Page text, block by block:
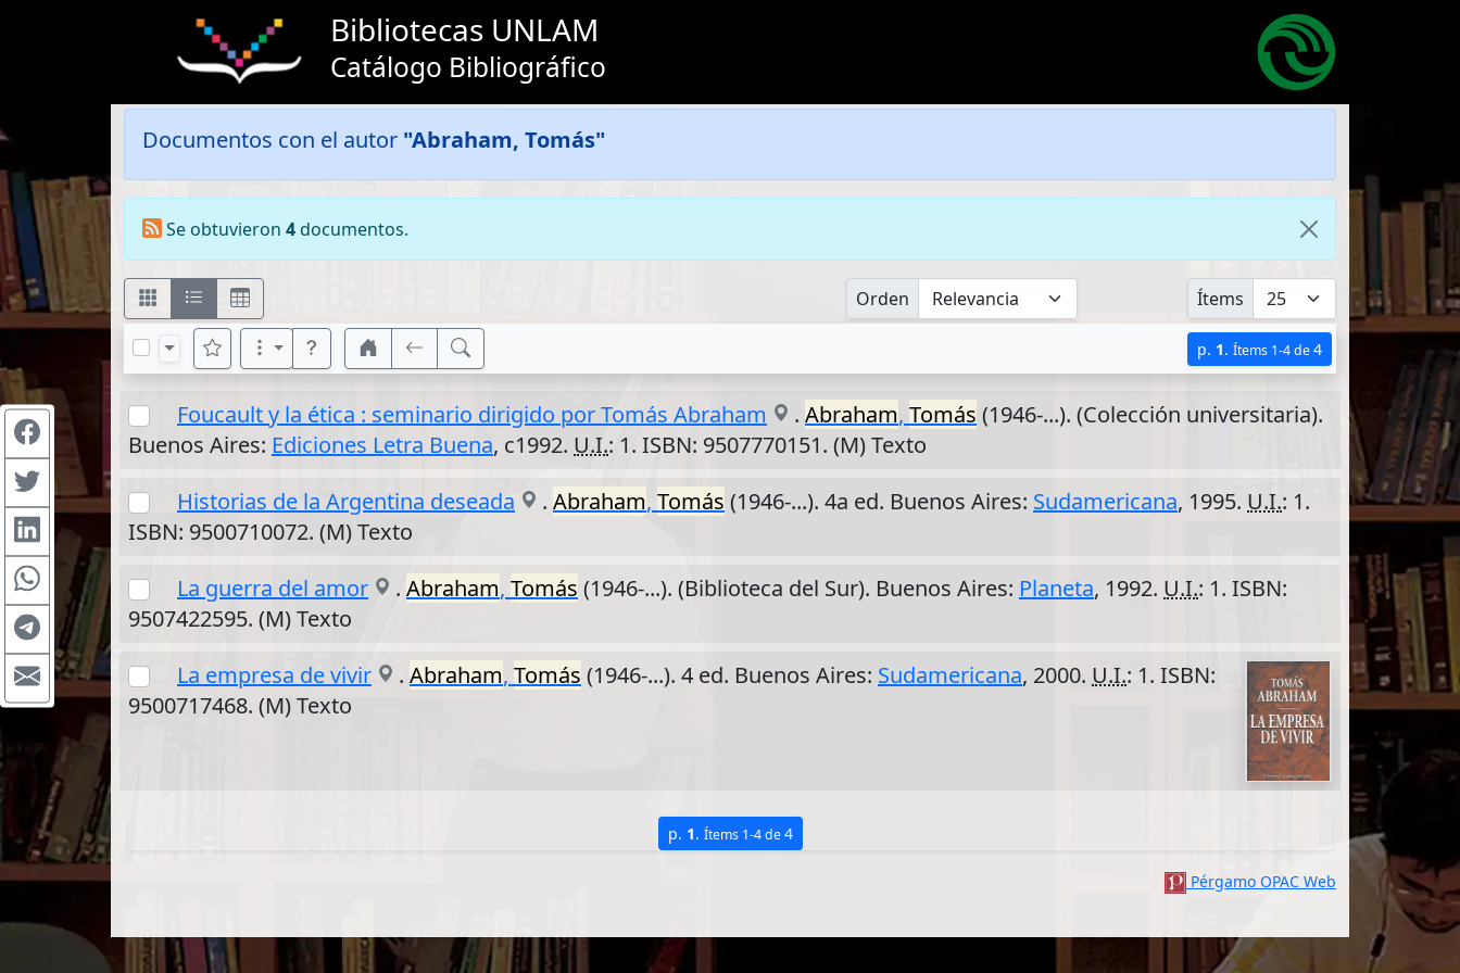
Bibliotecas UNLAM
Catálogo Bibliográfico
Documentos con el autor "Abraham, Tomás"
Se obtuvieron 4documentos.
Orden Ítems
p. 1. Ítems 1-4 de4
Foucault y la ética : seminario dirigido por Tomás Abraham . Abraham, Tomás (1946-...). (Colección universitaria).
Buenos Aires: Ediciones Letra Buena, c1992. U.I.: 1. ISBN: 9507770151. (M) Texto
Historias de la Argentina deseada
. Abraham, Tomás (1946-...). 4a ed. Buenos Aires: Sudamericana, 1995. U.I.: 1.
ISBN: 9500710072. (M) Texto
La guerra del amor
. Abraham, Tomás (1946-...). (Biblioteca del Sur). Buenos Aires: Planeta, 1992. U.I.: 1. ISBN:
9507422595. (M) Texto
La empresa de vivir
. Abraham, Tomás (1946-...). 4 ed. Buenos Aires: Sudamericana, 2000. U.I.: 1. ISBN:
9500717468. (M) Texto
p. 1. Ítems 1-4 de4
Pérgamo OPAC Web